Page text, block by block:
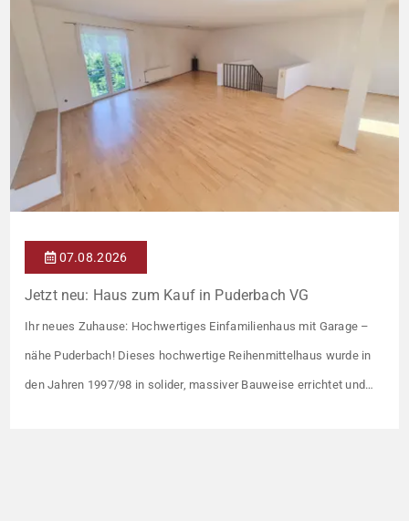
07.08.2026
Jetzt neu: Haus zum Kauf in Puderbach VG
Ihr neues Zuhause: Hochwertiges Einfamilienhaus mit Garage –
nähe Puderbach! Dieses hochwertige Reihenmittelhaus wurde in
den Jahren 1997/98 in solider, massiver Bauweise errichtet und